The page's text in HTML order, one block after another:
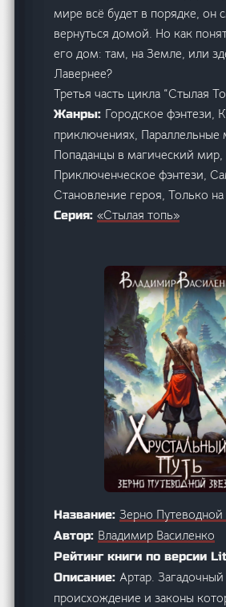
мире всё будет в порядке, он
вернуться домой. Но как
его дом: там, на Земле, или
Лавернее?
Третья часть цикла “Стылая
Жанры: Городское фэнтези,
приключениях, Параллельные
Попаданцы в магический мир,
Приключенческое фэнтези,
Становление героя, Только
Серия:«Стылая топь»
Название:Зерно Путеводной
Автор: Владимир Василенко
Рейтинг книги по версии
Описание:Артар.
происхождение и законы